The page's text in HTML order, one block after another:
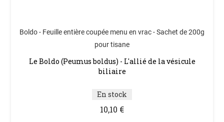
Boldo - Feuille entière coupée menu en vrac - Sachet de 200g
pour tisane
Le Boldo (Peumus boldus) - L'allié de la vésicule
biliaire
En stock
10,10 €